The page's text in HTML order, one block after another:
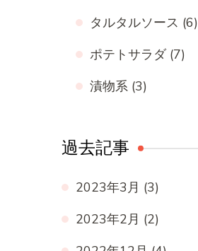
タルタルソース (6)
ポテトサラダ (7)
漬物系 (3)
過去記事
2023年3月 (3)
2023年2月 (2)